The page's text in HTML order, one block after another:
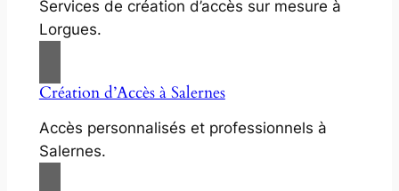
Services de création d’accès sur mesure à
Lorgues.
Création d’Accès à Salernes
Accès personnalisés et professionnels à
Salernes.